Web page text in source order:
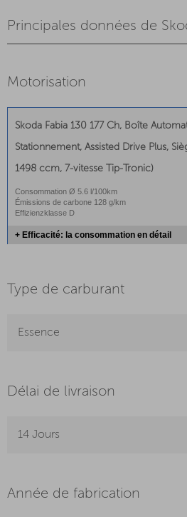
Principales données de
Motorisation
Skoda Fabia 130 177 Ch, Boîte
Stationnement, Assisted Drive Plus,
1498 ccm, 7-vitesse Tip-Tronic)
Consommation Ø 5.6 l/100km
Émissions de carbone 128 g/km
Effizienzklasse D
+ Efficacité: la consommation en détail
Type de carburant
Essence
Délai de livraison
14 Jours
Année de fabrication